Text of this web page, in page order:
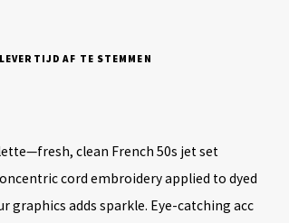
AF TE STEMMEN
clean French 50s jet set
cord embroidery applied to dyed
graphics adds sparkle. Eye-catching acc